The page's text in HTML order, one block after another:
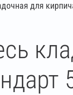
для